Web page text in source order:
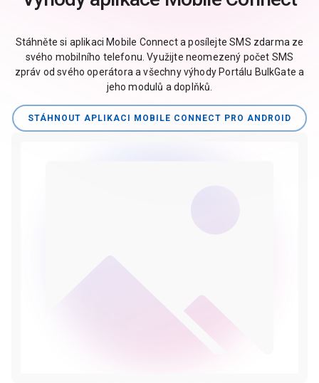
Stáhněte si aplikaci Mobile Connect a posílejte SMS zdarma ze
svého mobilního telefonu. Využijte neomezený počet SMS
zpráv od svého operátora a všechny výhody Portálu BulkGate a
jeho modulů a doplňků.
STÁHNOUT APLIKACI MOBILE CONNECT PRO ANDROID